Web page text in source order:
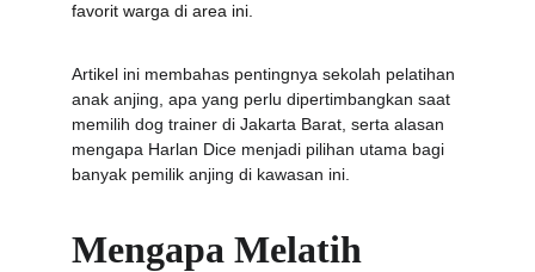
favorit warga di area ini.
Artikel ini membahas pentingnya sekolah pelatihan
anak anjing, apa yang perlu dipertimbangkan saat
memilih dog trainer di Jakarta Barat, serta alasan
mengapa Harlan Dice menjadi pilihan utama bagi
banyak pemilik anjing di kawasan ini.
Mengapa Melatih